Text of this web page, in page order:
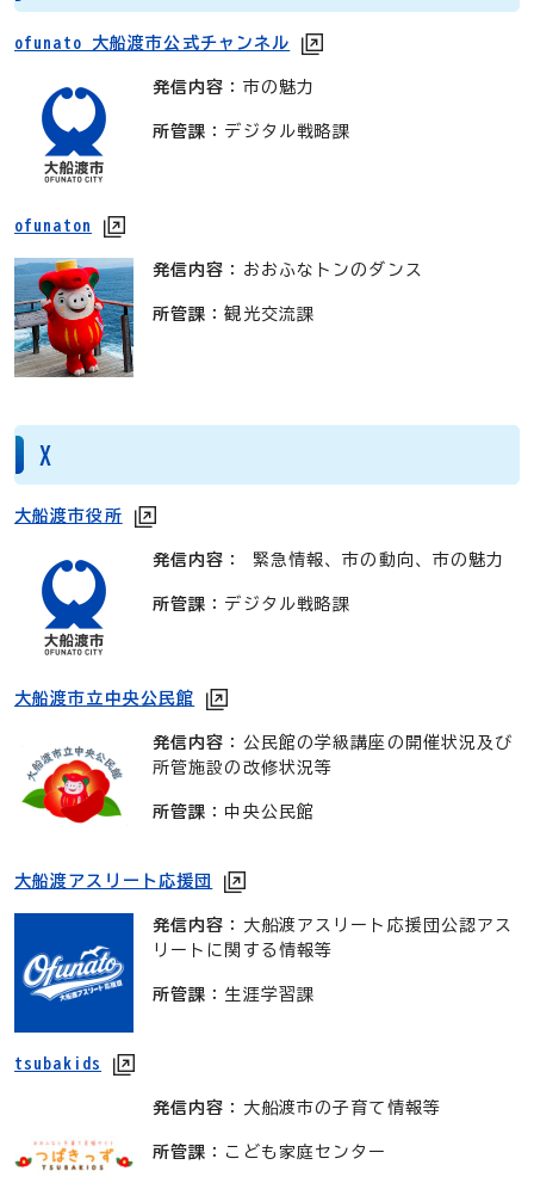
ofunato 大船渡市公式チャンネル
発信内容 ：市の魅力
所管課 ：デジタル戦略課
ofunaton
発信内容 ：おおふなトンのダンス
所管課 ：観光交流課
X
大船渡市役所
発信内容 ： 緊急情報、市の動向、市の魅力
所管課 ：デジタル戦略課
大船渡市立中央公民館
発信内容 ：公民館の学級講座の開催状況及び
所管施設の改修状況等
所管課 ：中央公民館
大船渡アスリート応援団
発信内容 ：大船渡アスリート応援団公認アス
リートに関する情報等
所管課 ：生涯学習課
tsubakids
発信内容 ：大船渡市の子育て情報等
所管課 ：こども家庭センター